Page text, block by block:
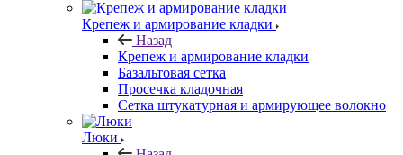
Крепеж и армирование кладки
Назад
Крепеж и армирование кладки
Базальтовая сетка
Просечка кладочная
Сетка штукатурная и армирующее волокно
Люки